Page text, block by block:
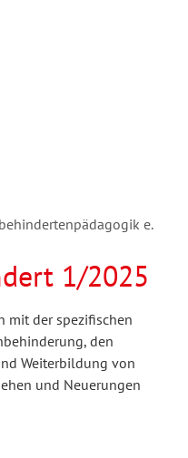
e.
1/2025
mit der spezifischen
den
Weiterbildung von
und Neuerungen